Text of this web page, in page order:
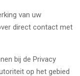
van uw
direct contact met
bij de Privacy
op het gebied